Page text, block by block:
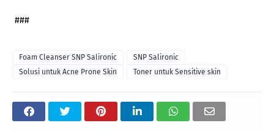
###
Foam Cleanser SNP Salironic
SNP Salironic
Solusi untuk Acne Prone Skin
Toner untuk Sensitive skin